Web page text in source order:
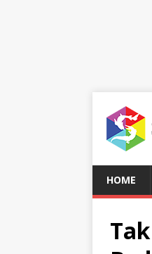
HOME